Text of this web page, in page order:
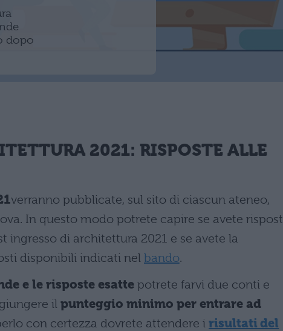
dopo
2021: RISPOSTE ALLE
verranno pubblicate, sul sito di ciascun ateneo,
In questo modo potrete capire se avete
di architettura 2021 e se avete la
disponibili indicati nel bando.
e le risposte esatte potrete farvi due conti e
il punteggio minimo per entrare ad
con certezza dovrete attendere i risultati del